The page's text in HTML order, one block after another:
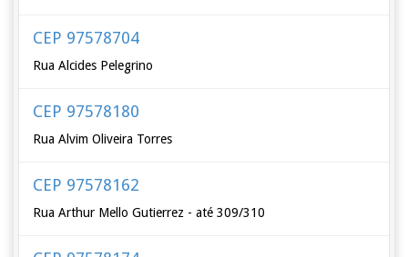
CEP 97578704
Rua Alcides Pelegrino
CEP 97578180
Rua Alvim Oliveira Torres
CEP 97578162
Rua Arthur Mello Gutierrez - até 309/310